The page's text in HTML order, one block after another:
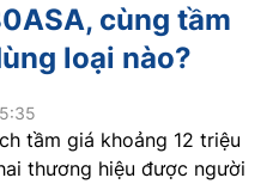
cùng tầm
loại nào?
tầm giá khoảng 12 triệu
thương hiệu được người